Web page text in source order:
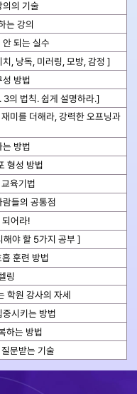
의의 기술
는 강의
되는 실수
, 낭독, 미러링, 모방, 감정 ]
성 방법
3의 법칙. 쉽게 설명하라.]
미를 더해라, 강력한 오프닝과
방법
형성 방법
육기법
들의 공통점
어라!
해야 할 5가지 공부 ]
훈련 방법
링
학원 강사의 자세
시키는 방법
하는 방법
문받는 기술